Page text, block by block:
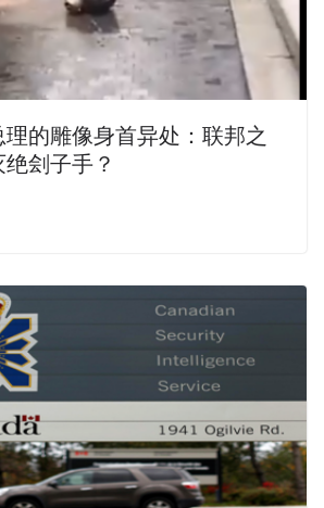
的雕像身首异处：联邦之
刽子手？